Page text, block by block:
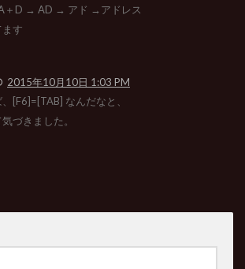
＋D → AD → アド →アドレス
ます
2015年10月10日 1:03 PM
[F6]=[TAB] なんだなと、
づきました。